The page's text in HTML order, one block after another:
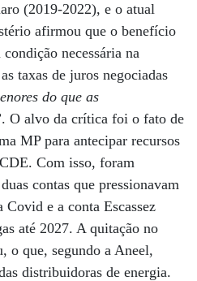
(2019-2022), e o atual
afirmou que o benefício
necessária na
taxas de juros negociadas
do que as
. O alvo da crítica foi o fato de
MP para antecipar recursos
Com isso, foram
contas que pressionavam
e a conta Escassez
até 2027. A quitação no
o que, segundo a Aneel,
distribuidoras de energia.